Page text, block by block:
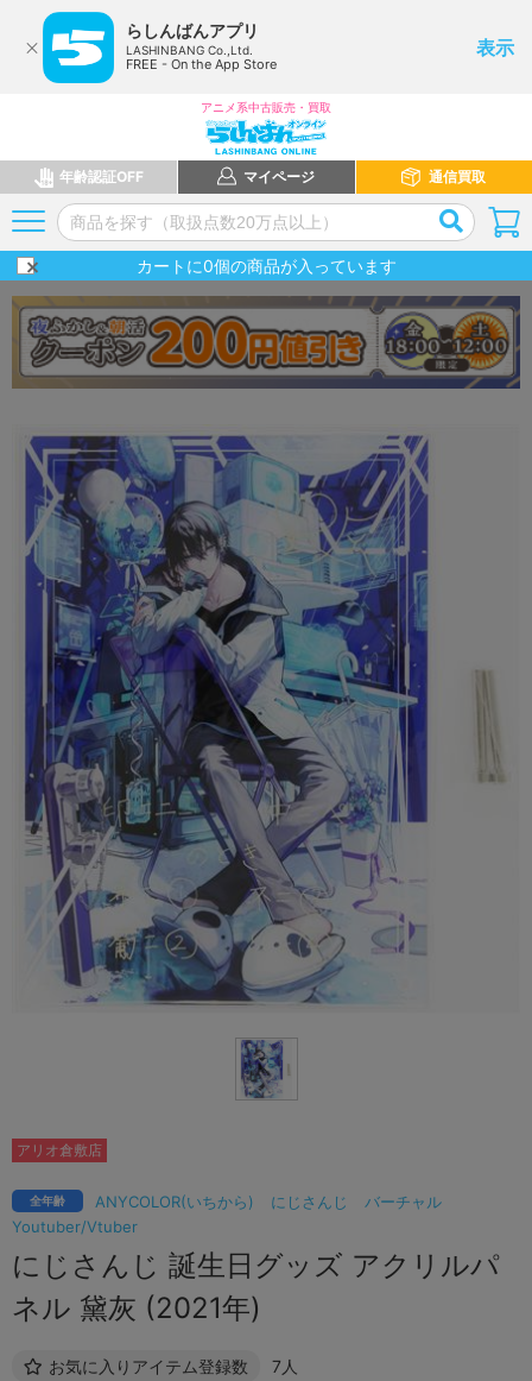
らしんばんアプリ
LASHINBANG Co.,Ltd.
FREE - On the App Store
表示
アニメ系中古販売・買取
年齢認証OFF マイページ 通信買取
カートに0個の商品が入っています
ANYCOLOR(いちから) にじさんじ
バーチャル
Youtuber/Vtuber
全年齢
にじさんじ 誕生日グッズ アクリルパ
ネル 黛灰 (2021年)
お気に入りアイテム登録数 7人
アリオ倉敷店